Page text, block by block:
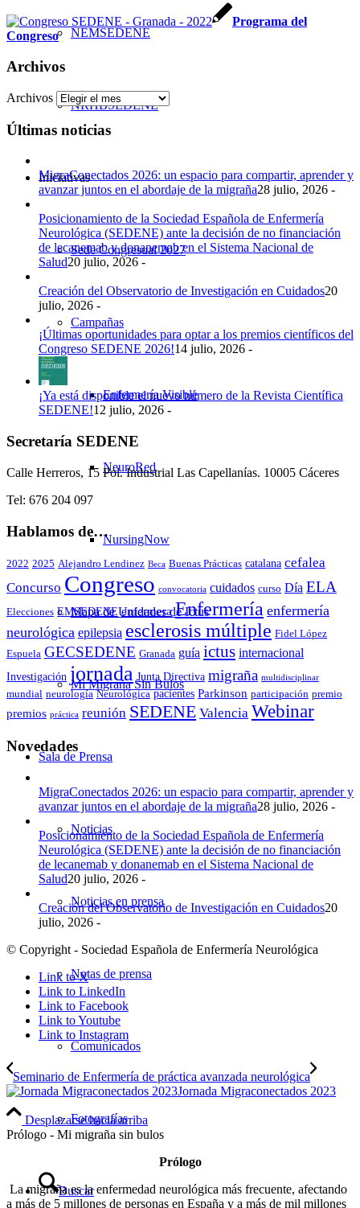
NEMSEDENE
NRHBSEDENE
Iniciativas
Sede Congresual 2027
Campañas
Enfermería Visible
NeuroRed
NursingNow
Mapa de Unidades de Ictus
Mi Migraña Sin Bulos
Sala de Prensa
Noticias
Noticias en prensa
Notas de prensa
Comunicados
Fotografías
Buscar
Programa del
Congreso
Archivos
Archivos
Últimas noticias
MigraConectados 2026: un espacio para compartir, aprender y
avanzar juntos en el abordaje de la migraña28 julio, 2026 -
Posicionamiento de la Sociedad Española de Enfermería
Neurológica (SEDENE) ante la decisión de no financiación
de lecanemab y donanemab en el Sistema Nacional de
Salud20 julio, 2026 -
Creación del Observatorio de Investigación en Cuidados20
julio, 2026 -
¡Últimas oportunidades para optar a los premios científicos del
Congreso SEDENE 2026!14 julio, 2026 -
¡Ya está disponible el nuevo número de la Revista Científica
SEDENE!12 julio, 2026 -
Secretaría SEDENE
Calle Herreros, 15 Pol. Industrial Las Capellanías. 10005 Cáceres
Tel: 676 204 097
Hablamos de…
2022 2025 Alejandro Lendinez Beca Buenas Prácticas catalana cefalea
Concurso Congreso convocatoria cuidados curso Día ELA
Elecciones EMSEDENE enfermera Enfermería enfermería
neurológica epilepsia esclerosis múltiple Fidel López
Espuela GECSEDENE Granada guía ictus internacional
Investigación jornada Junta Directiva migraña multidisciplinar
mundial neurología Neurológica pacientes Parkinson participación premio
premios práctica reunión SEDENE Valencia Webinar
Novedades
MigraConectados 2026: un espacio para compartir, aprender y
avanzar juntos en el abordaje de la migraña28 julio, 2026 -
Posicionamiento de la Sociedad Española de Enfermería
Neurológica (SEDENE) ante la decisión de no financiación
de lecanemab y donanemab en el Sistema Nacional de
Salud20 julio, 2026 -
Creación del Observatorio de Investigación en Cuidados20
julio, 2026 -
© Copyright - Sociedad Española de Enfermería Neurológica
Link to X
Link to LinkedIn
Link to Facebook
Link to Youtube
Link to Instagram
Seminario de Enfermería de práctica avanzada neurológica
Jornada Migraconectados 2023
Desplazarse hacia arriba
Prólogo - Mi migraña sin bulos
Prólogo
La migraña es la enfermedad neurológica más frecuente, afectando
a más de 5 millones de personas en España y a más de mil millones